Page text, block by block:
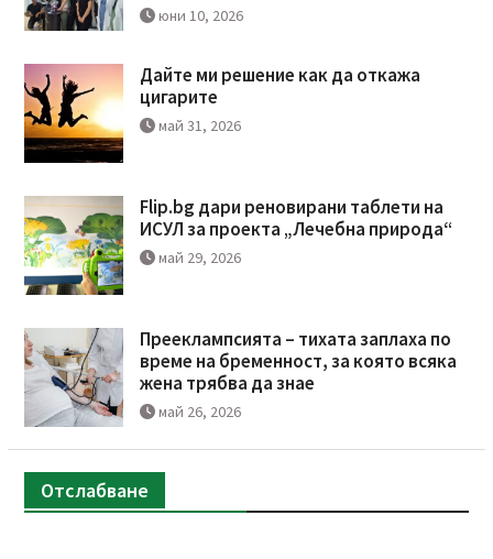
юни 10, 2026
Дайте ми решение как да откажа
цигарите
май 31, 2026
Flip.bg дари реновирани таблети на
ИСУЛ за проекта „Лечебна природа“
май 29, 2026
Прееклампсията – тихата заплаха по
време на бременност, за която всяка
жена трябва да знае
май 26, 2026
Отслабване